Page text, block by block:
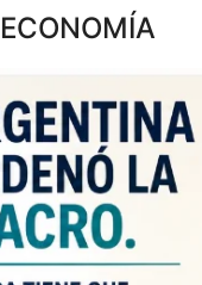
ECONOMÍA